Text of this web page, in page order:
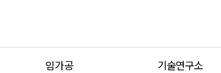
임가공 기술연구소